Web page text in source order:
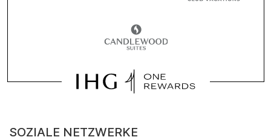
SOZIALE NETZWERKE